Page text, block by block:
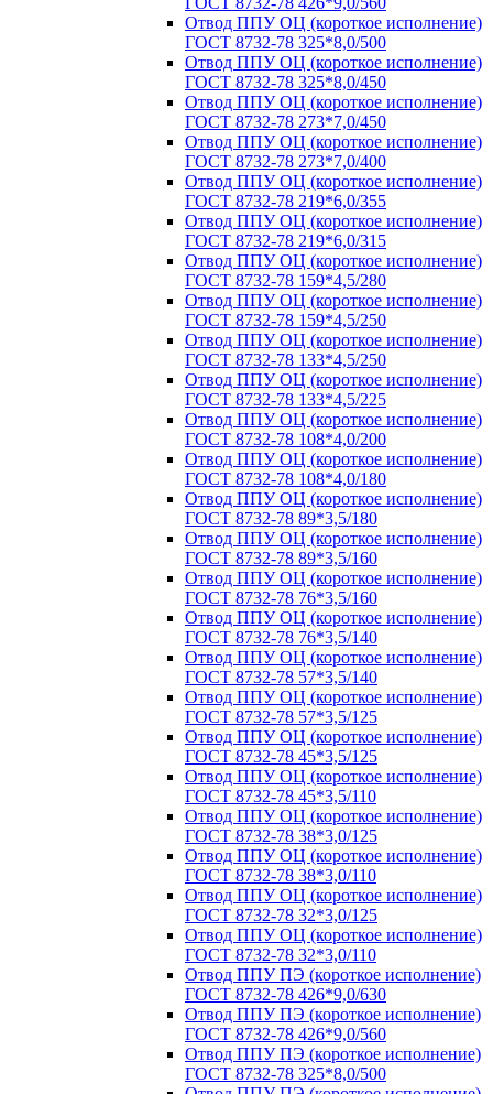
Отвод ППУ ОЦ (короткое исполнение)
ГОСТ 8732-78 325*8,0/500
Отвод ППУ ОЦ (короткое исполнение)
ГОСТ 8732-78 325*8,0/450
Отвод ППУ ОЦ (короткое исполнение)
ГОСТ 8732-78 273*7,0/450
Отвод ППУ ОЦ (короткое исполнение)
ГОСТ 8732-78 273*7,0/400
Отвод ППУ ОЦ (короткое исполнение)
ГОСТ 8732-78 219*6,0/355
Отвод ППУ ОЦ (короткое исполнение)
ГОСТ 8732-78 219*6,0/315
Отвод ППУ ОЦ (короткое исполнение)
ГОСТ 8732-78 159*4,5/280
Отвод ППУ ОЦ (короткое исполнение)
ГОСТ 8732-78 159*4,5/250
Отвод ППУ ОЦ (короткое исполнение)
ГОСТ 8732-78 133*4,5/250
Отвод ППУ ОЦ (короткое исполнение)
ГОСТ 8732-78 133*4,5/225
Отвод ППУ ОЦ (короткое исполнение)
ГОСТ 8732-78 108*4,0/200
Отвод ППУ ОЦ (короткое исполнение)
ГОСТ 8732-78 108*4,0/180
Отвод ППУ ОЦ (короткое исполнение)
ГОСТ 8732-78 89*3,5/180
Отвод ППУ ОЦ (короткое исполнение)
ГОСТ 8732-78 89*3,5/160
Отвод ППУ ОЦ (короткое исполнение)
ГОСТ 8732-78 76*3,5/160
Отвод ППУ ОЦ (короткое исполнение)
ГОСТ 8732-78 76*3,5/140
Отвод ППУ ОЦ (короткое исполнение)
ГОСТ 8732-78 57*3,5/140
Отвод ППУ ОЦ (короткое исполнение)
ГОСТ 8732-78 57*3,5/125
Отвод ППУ ОЦ (короткое исполнение)
ГОСТ 8732-78 45*3,5/125
Отвод ППУ ОЦ (короткое исполнение)
ГОСТ 8732-78 45*3,5/110
Отвод ППУ ОЦ (короткое исполнение)
ГОСТ 8732-78 38*3,0/125
Отвод ППУ ОЦ (короткое исполнение)
ГОСТ 8732-78 38*3,0/110
Отвод ППУ ОЦ (короткое исполнение)
ГОСТ 8732-78 32*3,0/125
Отвод ППУ ОЦ (короткое исполнение)
ГОСТ 8732-78 32*3,0/110
Отвод ППУ ПЭ (короткое исполнение)
ГОСТ 8732-78 426*9,0/630
Отвод ППУ ПЭ (короткое исполнение)
ГОСТ 8732-78 426*9,0/560
Отвод ППУ ПЭ (короткое исполнение)
ГОСТ 8732-78 325*8,0/500